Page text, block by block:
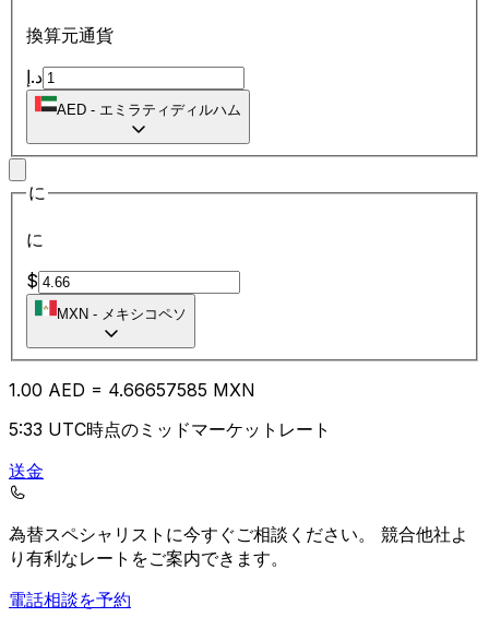
換算元通貨
د.إ
AED - エミラティディルハム
に
に
$
MXN - メキシコペソ
1.00 AED = 4.66657585 MXN
5:33 UTC時点のミッドマーケットレート
送金
為替スペシャリストに今すぐご相談ください。 競合他社よ
り有利なレートをご案内できます。
電話相談を予約